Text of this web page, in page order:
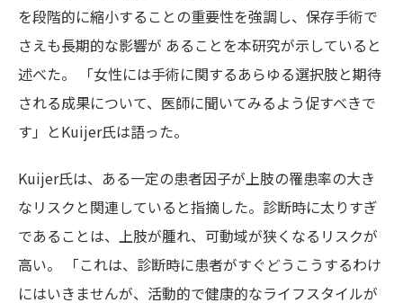
を段階的に縮小することの重要性を強調し、保存手術で
さえも長期的な影響が あることを本研究が示していると
述べた。 「女性には手術に関するあらゆる選択肢と期待
される成果について、医師に聞いてみるよう促すべきで
す」とKuijer氏は語った。
Kuijer氏は、ある一定の患者因子が上肢の罹患率の大き
なリスクと関連していると指摘した。診断時に太りすぎ
であることは、上肢が腫れ、可動域が狭くなるリスクが
高い。 「これは、診断時に患者がすぐどうこうするわけ
にはいきませんが、活動的で健康的なライフスタイルが